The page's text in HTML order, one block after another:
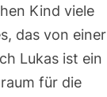
Kind viele
das von einer
Lukas ist ein
für die